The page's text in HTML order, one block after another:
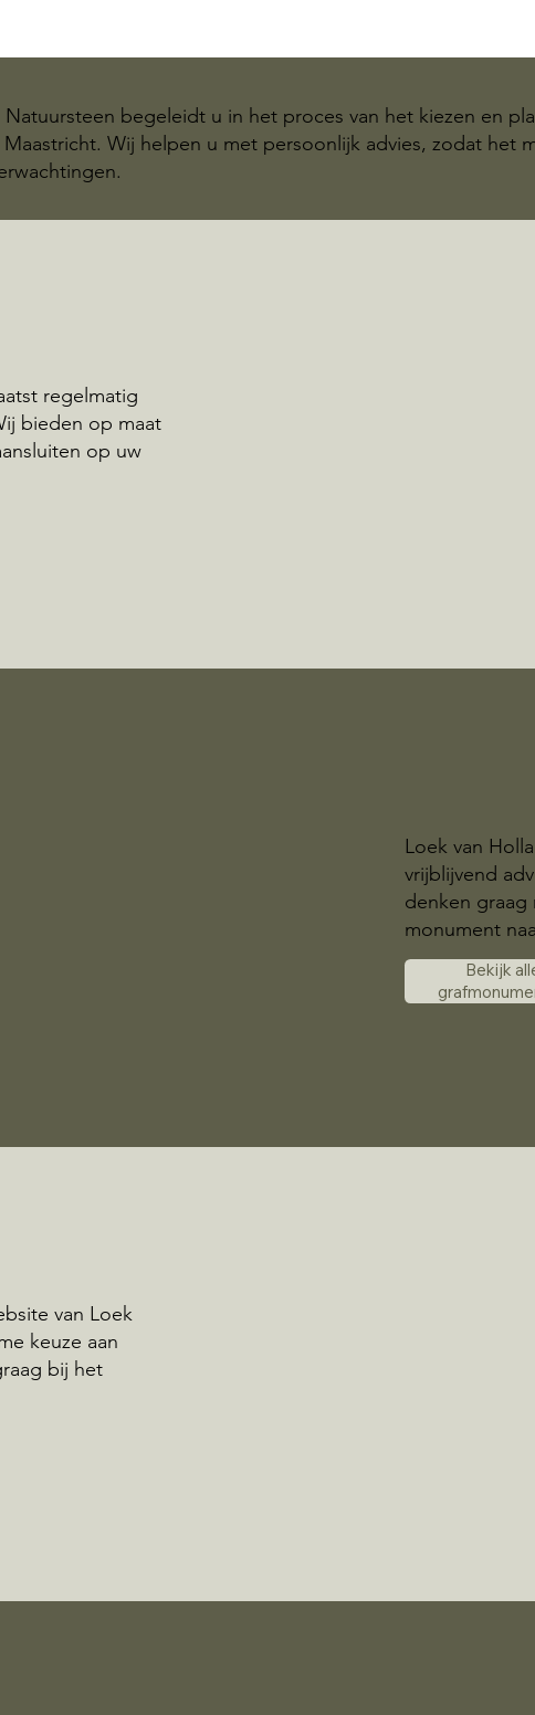
begeleidt u in het proces van het kiezen en
Wij helpen u met persoonlijk advies, zodat het
regelmatig
bieden op maat
op uw
Loek van
vrijblijvend
denken graag
monument
Bekijk
van Loek
keuze aan
bij het